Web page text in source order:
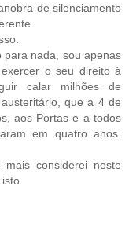
de silenciamento
nada, sou apenas
o seu direito à
calar milhões de
que a 4 de
aos Portas e a todos
em quatro anos.
considerei neste